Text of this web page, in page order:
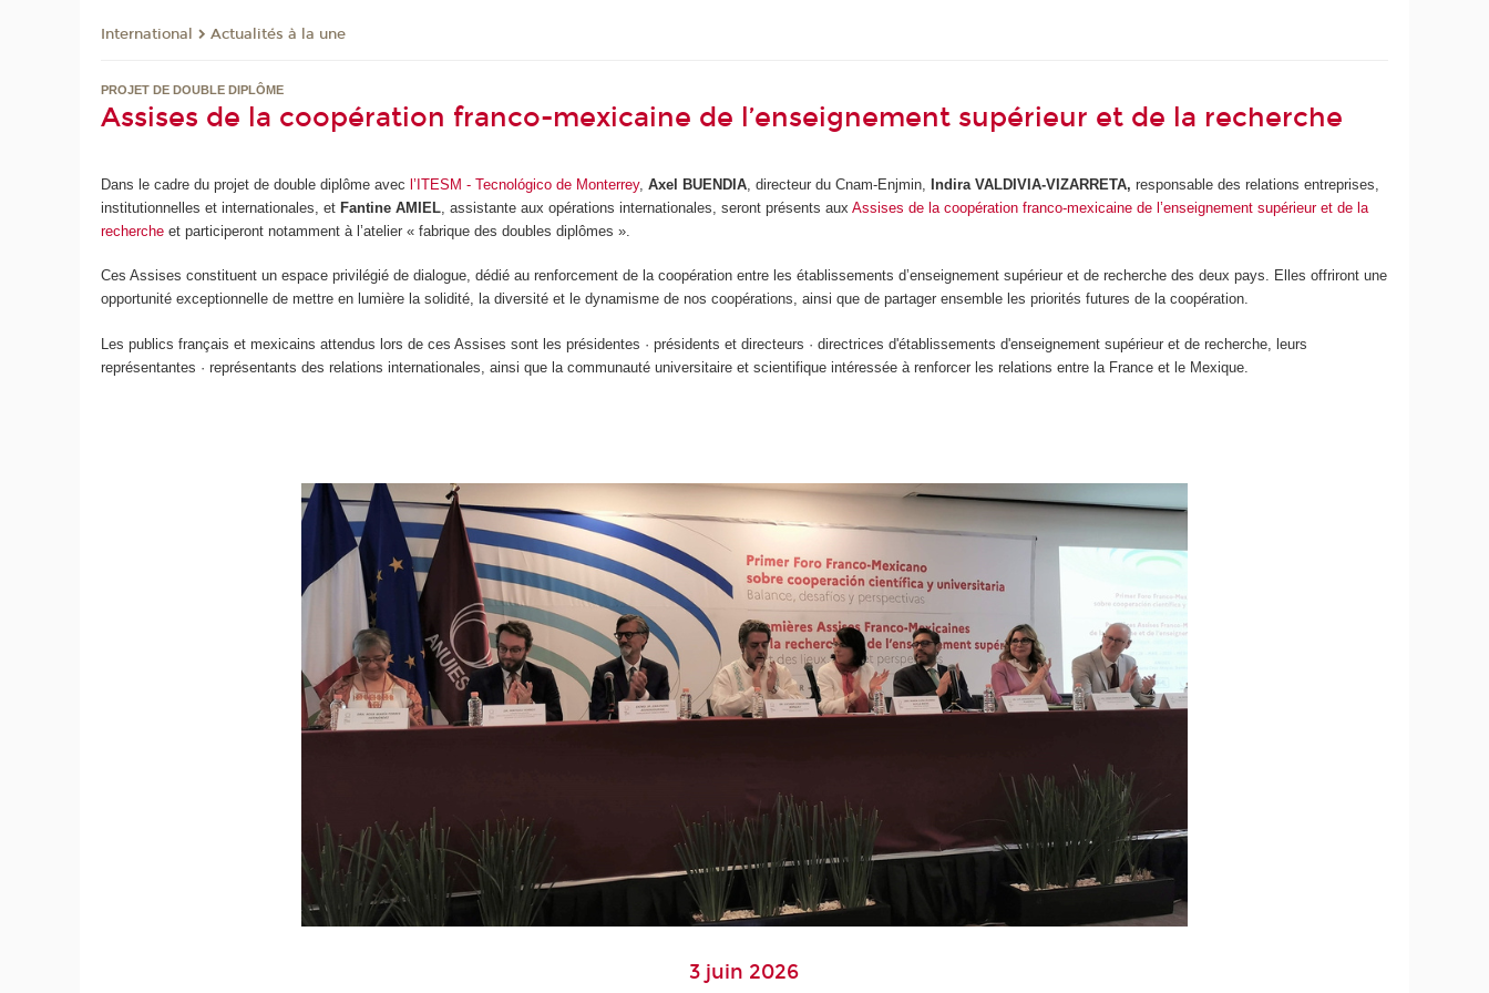
International Actualités à la une
PROJET DE DOUBLE DIPLÔME
Assises de la coopération franco-mexicaine de l’enseignement supérieur et de la recherche
Dans le cadre du projet de double diplôme avecl’ITESM - Tecnológico de Monterrey,Axel BUENDIA , directeur du Cnam-Enjmin,Indira VALDIVIA-VIZARRETA, responsable des relations entreprises,
institutionnelles et internationales, etFantine AMIEL , assistante aux opérations internationales, seront présents auxAssises de la coopération franco-mexicaine de l’enseignement supérieur et de la
recherche et participeront notamment à l’atelier « fabrique des doubles diplômes ».
Ces Assises constituent un espace privilégié de dialogue, dédié au renforcement de la coopération entre les établissements d’enseignement supérieur et de recherche des deux pays. Elles offriront une
opportunité exceptionnelle de mettre en lumière la solidité, la diversité et le dynamisme de nos coopérations, ainsi que de partager ensemble les priorités futures de la coopération.
Les publics français et mexicains attendus lors de ces Assises sont les présidentes · présidents et directeurs · directrices d'établissements d'enseignement supérieur et de recherche, leurs
représentantes · représentants des relations internationales, ainsi que la communauté universitaire et scientifique intéressée à renforcer les relations entre la France et le Mexique.
3 juin 2026